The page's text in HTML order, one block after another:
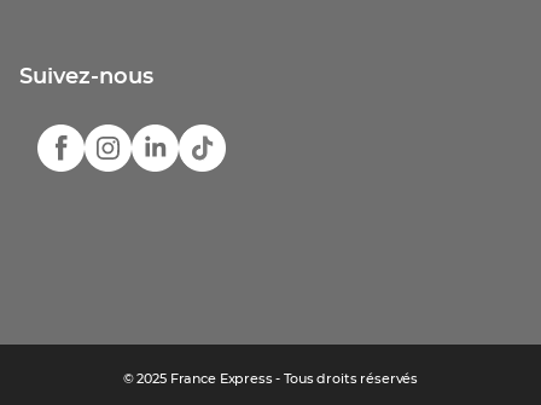
Suivez-nous
© 2025 France Express - Tous droits réservés